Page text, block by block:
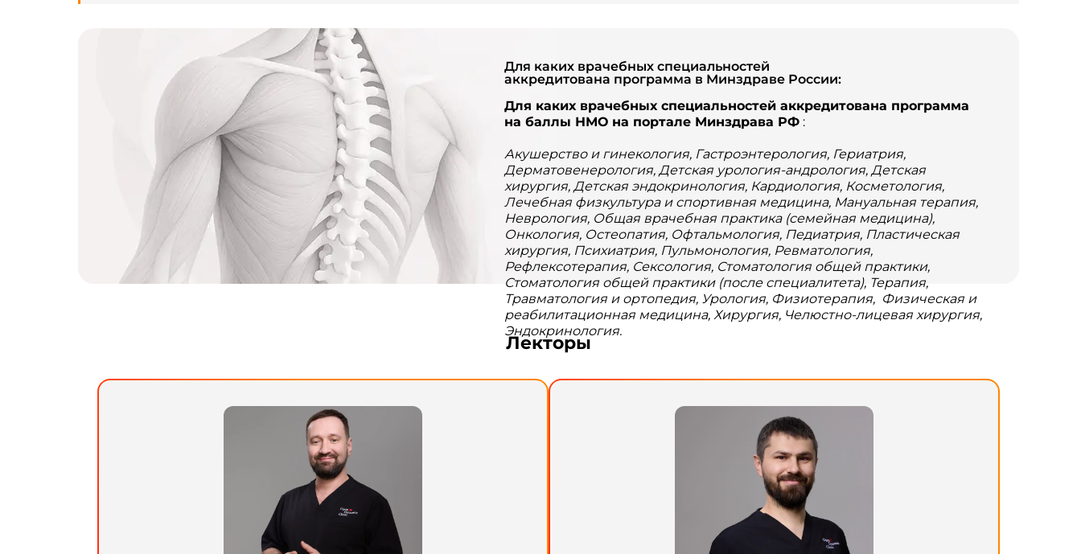
Для каких врачебных специальностей
аккредитована программа в Минздраве России:
Для каких врачебных специальностей аккредитована программа
на баллы НМО на портале Минздрава РФ :
Акушерство и гинекология, Гастроэнтерология, Гериатрия,
Дерматовенерология, Детская урология-андрология, Детская
хирургия, Детская эндокринология, Кардиология, Косметология,
Лечебная физкультура и спортивная медицина, Мануальная терапия,
Неврология, Общая врачебная практика (семейная медицина),
Онкология, Остеопатия, Офтальмология, Педиатрия, Пластическая
хирургия, Психиатрия, Пульмонология, Ревматология,
Рефлексотерапия, Сексология, Стоматология общей практики,
Стоматология общей практики (после специалитета), Терапия,
Травматология и ортопедия, Урология, Физиотерапия, Физическая и
реабилитационная медицина, Хирургия, Челюстно-лицевая хирургия,
Эндокринология.
Лекторы